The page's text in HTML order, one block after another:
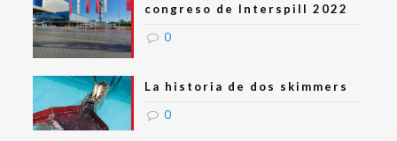
congreso de lnterspill 2022
0
La historia de dos skimmers
0